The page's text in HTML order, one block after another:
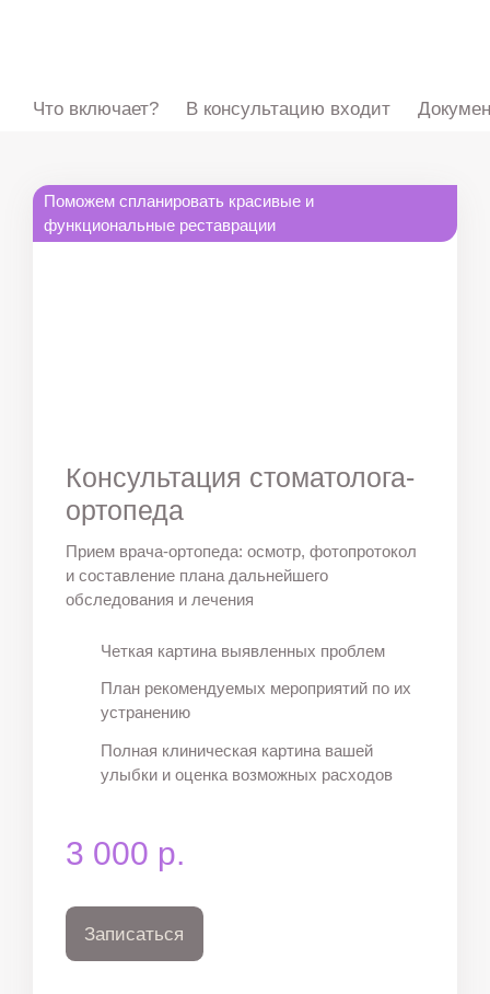
Что включает? В консультацию входит
Поможем спланировать красивые и
функциональные реставрации
Консультация стоматолога-
ортопеда
Прием врача-ортопеда: осмотр, фотопротокол
и составление плана дальнейшего
обследования и лечения
Четкая картина выявленных проблем
План рекомендуемых мероприятий по их
устранению
Полная клиническая картина вашей
улыбки и оценка возможных расходов
3 000 р.
Записаться